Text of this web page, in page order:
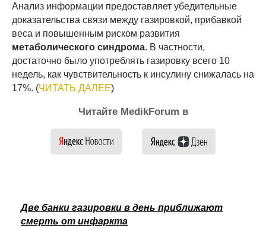
Анализ информации предоставляет убедительные
доказательства связи между газировкой, прибавкой
веса и повышенным риском развития
метаболического синдрома. В частности,
достаточно было употреблять газировку всего 10
недель, как чувствительность к инсулину снижалась на
17%. (ЧИТАТЬ ДАЛЕЕ)
Читайте MedikForum в
Две банки газировки в день приближают
смерть от инфаркта